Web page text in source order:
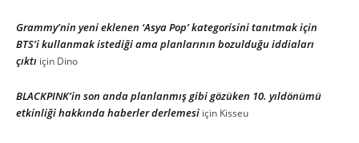
Grammy’nin yeni eklenen ‘Asya Pop’ kategorisini tanıtmak için
BTS’i kullanmak istediği ama planlarının bozulduğu iddiaları
çıktı için Dino
BLACKPINK’in son anda planlanmış gibi gözüken 10. yıldönümü
etkinliği hakkında haberler derlemesi için Kisseu